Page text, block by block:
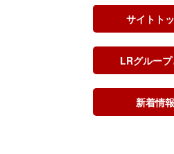
サイトト
LRグルー
新着情報